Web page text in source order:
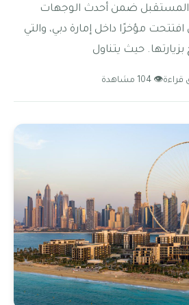
ضمن أحدث الوجهات
افتتحت مؤخرًا داخل إمارة دبي، والتي
حيث يتناول
👁 104 مشاهدة